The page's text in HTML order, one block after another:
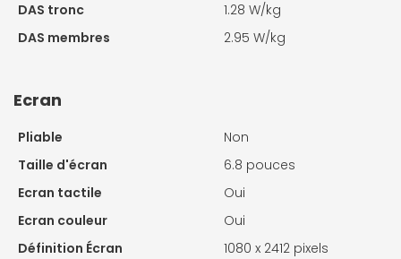
DAS tronc
1.28 W/kg
DAS membres
2.95 W/kg
Ecran
Pliable
Non
Taille d'écran
6.8 pouces
Ecran tactile
Oui
Ecran couleur
Oui
Définition Écran
1080 x 2412 pixels